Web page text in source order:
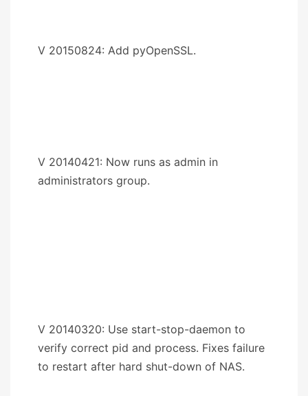
V 20150824: Add pyOpenSSL.
V 20140421: Now runs as admin in
administrators group.
V 20140320: Use start-stop-daemon to
verify correct pid and process. Fixes failure
to restart after hard shut-down of NAS.